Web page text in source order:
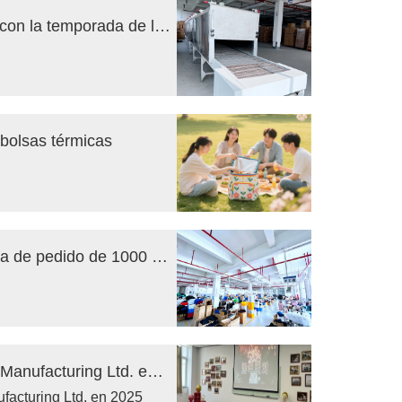
Cuando la lona de algodón se encuentra con la temporada de lluvias: la filosofía de resistencia a la humedad de Obaili Bags "Drying Line"
térmicas
Venta directa de fábrica | Cantidad mínima de pedido de 1000 piezas | Ciclos de prueba rápidos
Saludos de Año Nuevo de Xiamen Obaili Manufacturing Ltd. en 2025
Ltd. en 2025